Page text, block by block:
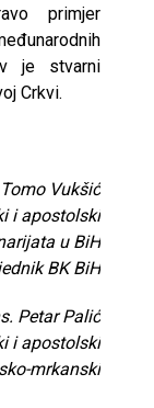
primjer
je stvarni
Crkvi.
Vukšić
i apostolski
u BiH
BK BiH
Petar Palić
i apostolski
mrkanski